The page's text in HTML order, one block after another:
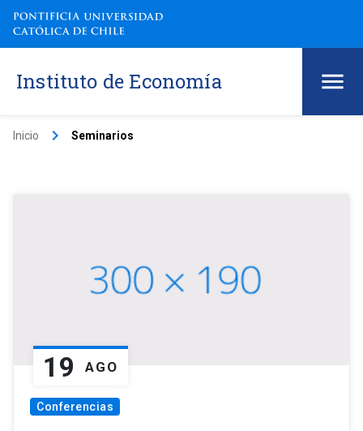
Instituto de Economía
Inicio keyboard_arrow_right Seminarios
19 AGO
Conferencias